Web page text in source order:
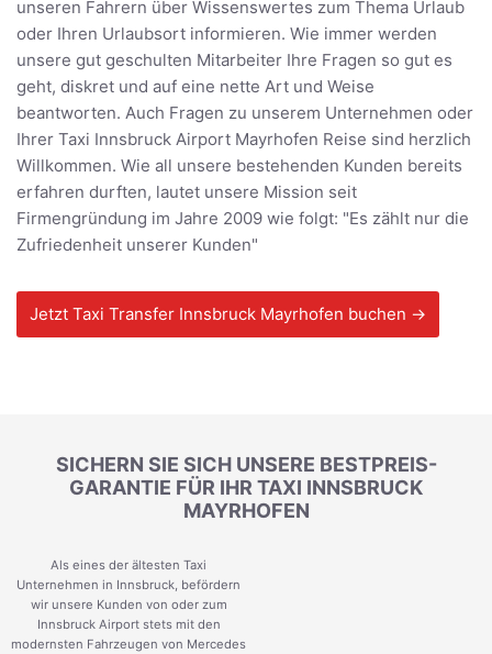
unseren Fahrern über Wissenswertes zum Thema Urlaub
oder Ihren Urlaubsort informieren. Wie immer werden
unsere gut geschulten Mitarbeiter Ihre Fragen so gut es
geht, diskret und auf eine nette Art und Weise
beantworten. Auch Fragen zu unserem Unternehmen oder
Ihrer Taxi Innsbruck Airport Mayrhofen Reise sind herzlich
Willkommen. Wie all unsere bestehenden Kunden bereits
erfahren durften, lautet unsere Mission seit
Firmengründung im Jahre 2009 wie folgt: "Es zählt nur die
Zufriedenheit unserer Kunden"
Jetzt Taxi Transfer Innsbruck Mayrhofen buchen →
SICHERN SIE SICH UNSERE BESTPREIS-
GARANTIE FÜR IHR TAXI INNSBRUCK
MAYRHOFEN
Als eines der ältesten Taxi
Unternehmen in Innsbruck, befördern
wir unsere Kunden von oder zum
Innsbruck Airport stets mit den
modernsten Fahrzeugen von Mercedes